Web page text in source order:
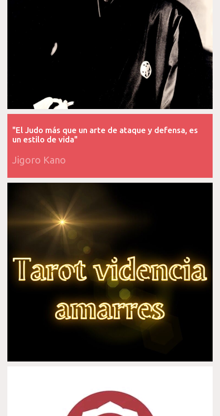
"El Judo más que un arte de ataque y defensa, es
un estilo de vida"
Jigoro Kano